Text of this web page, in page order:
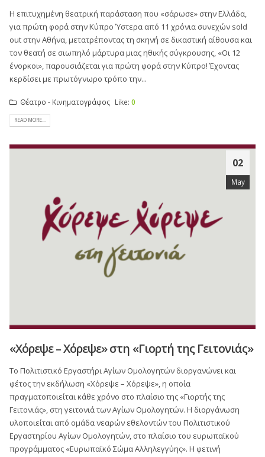
Η επιτυχημένη θεατρική παράσταση που «σάρωσε» στην Ελλάδα,
για πρώτη φορά στην Κύπρο Ύστερα από 11 χρόνια συνεχών sold
out στην Αθήνα, μετατρέποντας τη σκηνή σε δικαστική αίθουσα και
τον θεατή σε σιωπηλό μάρτυρα μιας ηθικής σύγκρουσης, «Οι 12
ένορκοι», παρουσιάζεται για πρώτη φορά στην Κύπρο! Έχοντας
κερδίσει με πρωτόγνωρο τρόπο την...
Θέατρο - Κινηματογράφος Like: 0
READ MORE...
02
May
«Χόρεψε – Χόρεψε» στη «Γιορτή της Γειτονιάς»
Το Πολιτιστικό Εργαστήρι Αγίων Ομολογητών διοργανώνει και
φέτος την εκδήλωση «Χόρεψε – Χόρεψε», η οποία
πραγματοποιείται κάθε χρόνο στο πλαίσιο της «Γιορτής της
Γειτονιάς», στη γειτονιά των Αγίων Ομολογητών. Η διοργάνωση
υλοποιείται από ομάδα νεαρών εθελοντών του Πολιτιστικού
Εργαστηρίου Αγίων Ομολογητών, στο πλαίσιο του ευρωπαϊκού
προγράμματος «Ευρωπαϊκό Σώμα Αλληλεγγύης». Η φετινή